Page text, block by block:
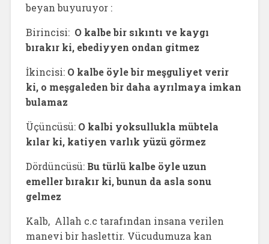
beyan buyuruyor :
Birincisi: O kalbe bir sıkıntı ve kaygı
bırakır ki, ebediyyen ondan gitmez
İkincisi: O kalbe öyle bir meşguliyet verir
ki, o meşgaleden bir daha ayrılmaya imkan
bulamaz
Üçüncüsü: O kalbi yoksullukla mübtela
kılar ki, katiyen varlık yüzü görmez
Dördüncüsü: Bu türlü kalbe öyle uzun
emeller bırakır ki, bunun da asla sonu
gelmez
Kalb, Allah c.c tarafından insana verilen
manevi bir haslettir. Vücudumuza kan